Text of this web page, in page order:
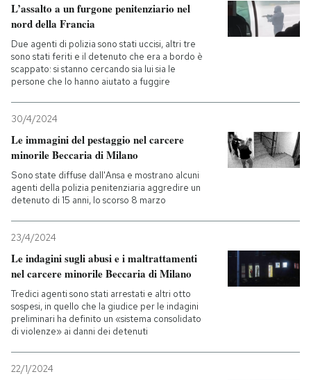
L’assalto a un furgone penitenziario nel
nord della Francia
Due agenti di polizia sono stati uccisi, altri tre
sono stati feriti e il detenuto che era a bordo è
scappato: si stanno cercando sia lui sia le
persone che lo hanno aiutato a fuggire
30/4/2024
Le immagini del pestaggio nel carcere
minorile Beccaria di Milano
Sono state diffuse dall'Ansa e mostrano alcuni
agenti della polizia penitenziaria aggredire un
detenuto di 15 anni, lo scorso 8 marzo
23/4/2024
Le indagini sugli abusi e i maltrattamenti
nel carcere minorile Beccaria di Milano
Tredici agenti sono stati arrestati e altri otto
sospesi, in quello che la giudice per le indagini
preliminari ha definito un «sistema consolidato
di violenze» ai danni dei detenuti
22/1/2024